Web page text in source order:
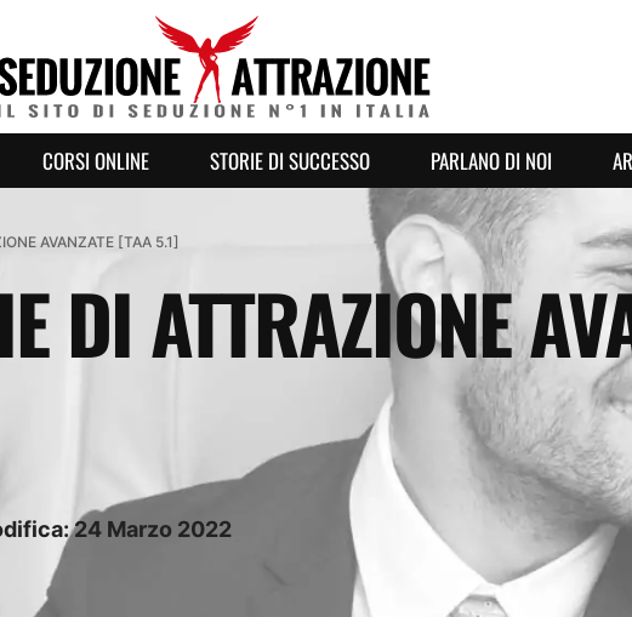
CORSI ONLINE STORIE DI SUCCESSO PARLANO DI NOI
AVANZATE [TAA 5.1]
DI ATTRAZIONE
24 Marzo 2022